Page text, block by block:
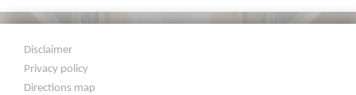
Disclaimer
Privacy policy
Directions map